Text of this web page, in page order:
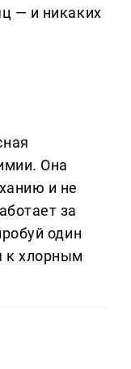
— и никаких
Она
и не
за
один
к хлорным